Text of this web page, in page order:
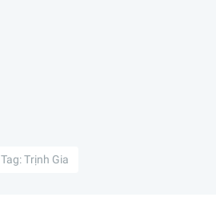
Tag: Trịnh Gia